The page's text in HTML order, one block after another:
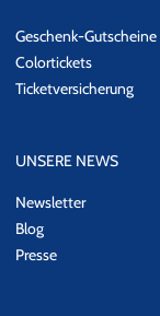
Geschenk-Gutscheine
Colortickets
Ticketversicherung
UNSERE NEWS
Newsletter
Blog
Presse